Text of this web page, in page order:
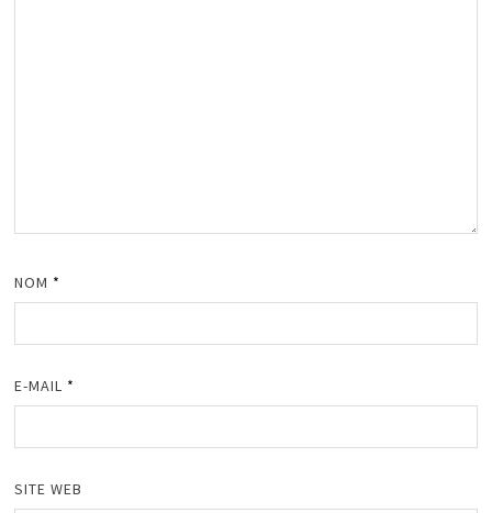
NOM *
E-MAIL *
SITE WEB